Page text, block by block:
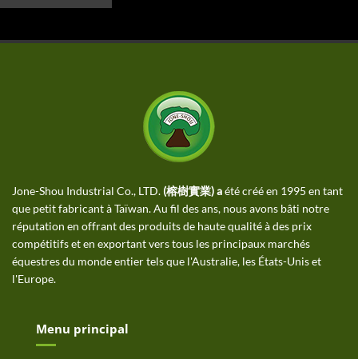
Jone-Shou Industrial Co., LTD. (榕樹實業) aété créé en 1995 en tant
que petit fabricant à Taïwan. Au fil des ans, nous avons bâti notre
réputation en offrant des produits de haute qualité à des prix
compétitifs et en exportant vers tous les principaux marchés
équestres du monde entier tels que l'Australie, les États-Unis et
l'Europe.
Menu principal